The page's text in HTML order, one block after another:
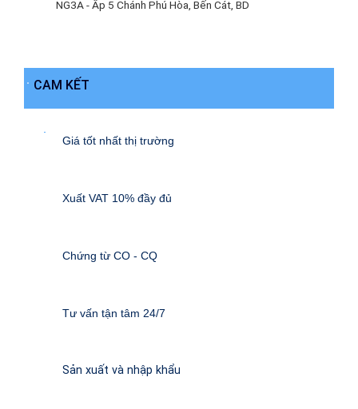
NG3A - Ấp 5 Chánh Phú Hòa, Bến Cát, BD
CAM KẾT
Giá tốt nhất thị trường
Xuất VAT 10% đầy đủ
Chứng từ CO - CQ
Tư vấn tận tâm 24/7
Sản xuất và nhập khẩu